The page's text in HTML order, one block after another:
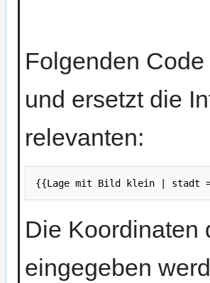
Folgenden
und ersetzt die
relevanten:
{{Lage mit Bild klein | stadt
Die Koordinaten
eingegeben